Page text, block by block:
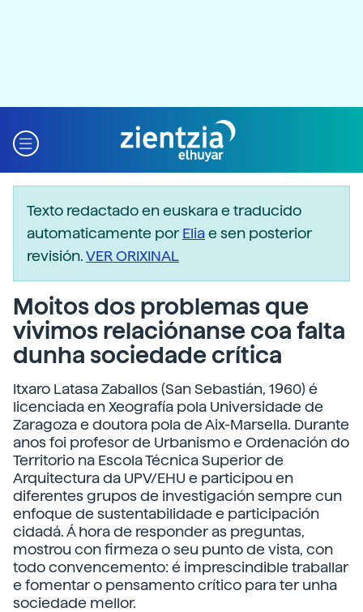
Texto redactado en euskara e traducido
automaticamente porEliae sen posterior
revisión.VER ORIXINAL
Moitos dos problemas que
vivimos relaciónanse coa falta
dunha sociedade crítica
Itxaro Latasa Zaballos (San Sebastián, 1960) é
licenciada en Xeografía pola Universidade de
Zaragoza e doutora pola de Aix-Marsella. Durante
anos foi profesor de Urbanismo e Ordenación do
Territorio na Escola Técnica Superior de
Arquitectura da UPV/EHU e participou en
diferentes grupos de investigación sempre cun
enfoque de sustentabilidade e participación
cidadá. Á hora de responder as preguntas,
mostrou con firmeza o seu punto de vista, con
todo convencemento: é imprescindible traballar
e fomentar o pensamento crítico para ter unha
sociedade mellor.